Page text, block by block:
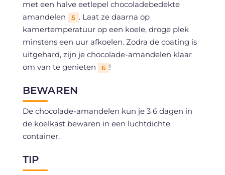
met een halve eetlepel chocoladebedekte
amandelen
5 . Laat ze daarna op
kamertemperatuur op een koele, droge plek
minstens een uur afkoelen. Zodra de coating is
uitgehard, zijn je chocolade-amandelen klaar
om van te genieten
6 !
BEWAREN
De chocolade-amandelen kun je 3 6 dagen in
de koelkast bewaren in een luchtdichte
container.
TIP